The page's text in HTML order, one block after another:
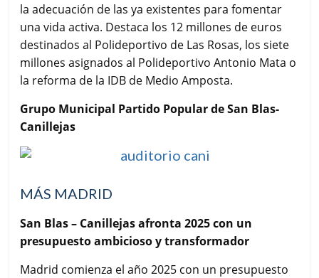
la adecuación de las ya existentes para fomentar
una vida activa. Destaca los 12 millones de euros
destinados al Polideportivo de Las Rosas, los siete
millones asignados al Polideportivo Antonio Mata o
la reforma de la IDB de Medio Amposta.
Grupo Municipal Partido Popular de San Blas-
Canillejas
MÁS MADRID
San Blas – Canillejas afronta 2025 con un
presupuesto ambicioso y transformador
Madrid comienza el año 2025 con un presupuesto